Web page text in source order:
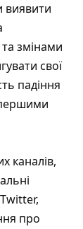
виявити
змінами
свої
падіння
каналів,
про